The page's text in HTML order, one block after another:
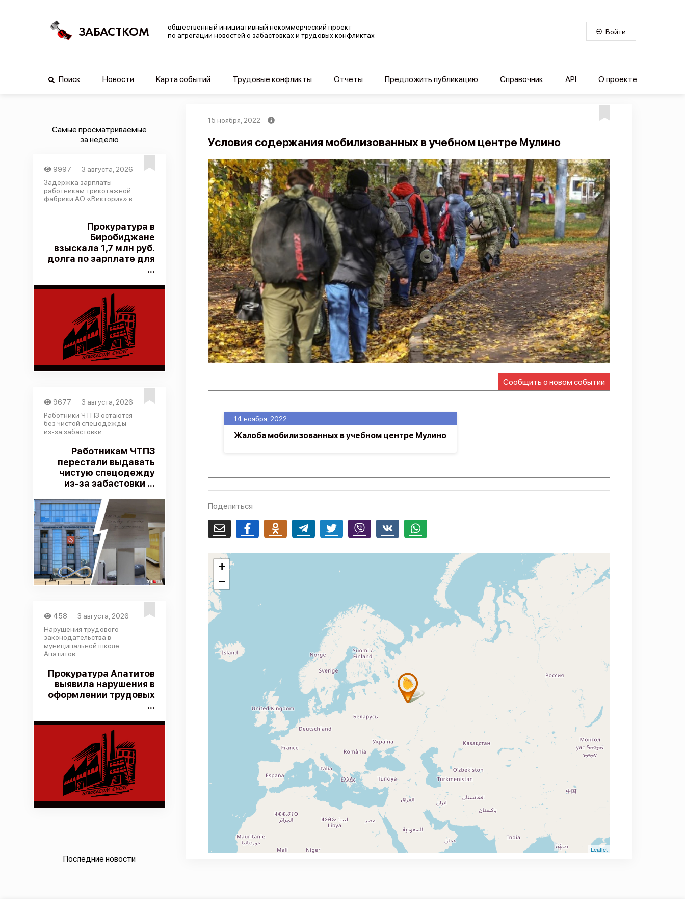
ЗАБАСТКОМ
общественный инициативный некоммерческий проект
по агрегации новостей о забастовках и трудовых конфликтах
Войти
Поиск Новости Карта событий Трудовые конфликты Отчеты Предложить публикацию Справочник API О проекте
Самые просматриваемые
за неделю
9997
3 августа, 2026
Задержка зарплаты
работникам трикотажной
фабрики АО «Виктория» в
Прокуратура в
Биробиджане
взыскала 1,7 млн руб.
долга по зарплате для
...
9677
3 августа, 2026
Работники ЧТПЗ остаются
без чистой спецодежды
из-за забастовки ...
Работникам ЧТПЗ
перестали выдавать
чистую спецодежду
из-за забастовки ...
458
3 августа, 2026
Нарушения трудового
законодательства в
муниципальной школе
Апатитов
Прокуратура Апатитов
выявила нарушения в
оформлении трудовых
...
Последние новости
15 ноября, 2022
Условия содержания мобилизованных в учебном центре Мулино
Сообщить о новом событии
14 ноября, 2022
Жалоба мобилизованных в учебном центре Мулино
Поделиться
Email FacebookOdnoklassnikiTelegram Twitter Viber Whatsapp
+
−
Leaflet